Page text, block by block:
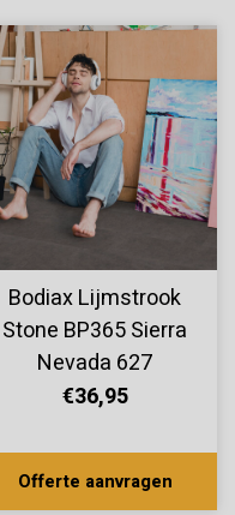
Bodiax Lijmstrook
Stone BP365 Sierra
Nevada 627
€36,95
Offerte aanvragen